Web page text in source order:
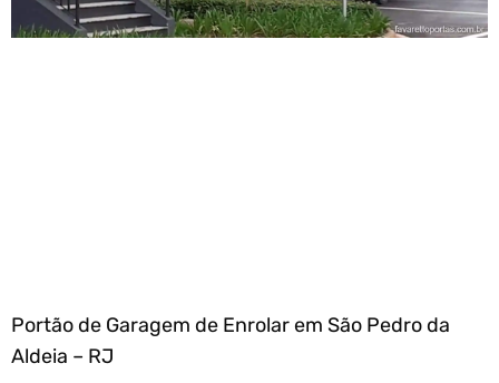
Portão de Garagem de Enrolar em São Pedro da
Aldeia – RJ